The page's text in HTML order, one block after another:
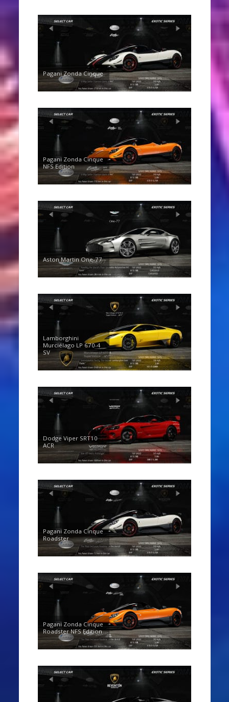
Pagani Zonda Cinque
Pagani Zonda Cinque
NFS Edition
Aston Martin One-77
Lamborghini
Murciélago LP 670-4
SV
Dodge Viper SRT10
ACR
Pagani Zonda Cinque
Roadster
Pagani Zonda Cinque
Roadster NFS Edition